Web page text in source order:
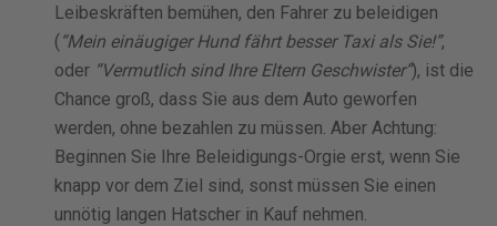
Leibeskräften bemühen, den Fahrer zu beleidigen
(“Mein einäugiger Hund fährt besser Taxi als Sie!”,
oder “Vermutlich sind Ihre Eltern Geschwister”), ist die
Chance groß, dass Sie aus dem Auto geworfen
werden, ohne bezahlen zu müssen. Aber Achtung:
Beginnen Sie Ihre Beleidigungs-Orgie erst, wenn Sie
knapp vor dem Ziel sind, sonst müssen Sie einen
unnötig langen Hatscher in Kauf nehmen.